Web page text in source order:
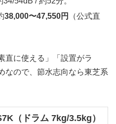
38,000〜47,550円
（公式直
直に使える」「設置がラ
なので、節水志向なら東芝系
（ドラム 7kg/3.5kg）